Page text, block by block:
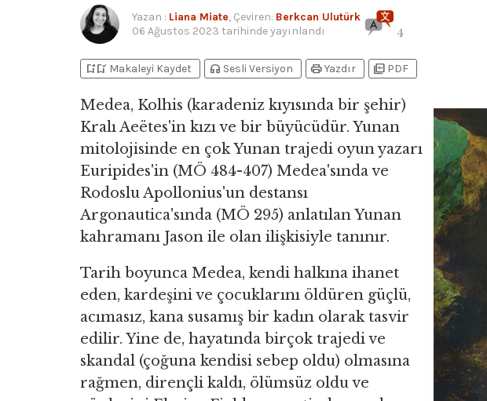
Yazan : Liana Miate, Çeviren: Berkcan Ulutürk
06 Ağustos 2023 tarihinde yayınlandı 4
bookmark_addbookmark_added Makaleyi Kaydet headphones Sesli Versiyon printYazdır picture_as_pdf PDF
Medea, Kolhis (karadeniz kıyısında bir şehir)
Kralı Aeëtes'in kızı ve bir büyücüdür. Yunan
mitolojisinde en çok Yunan trajedi oyun yazarı
Euripides'in (MÖ 484-407) Medea'sında ve
Rodoslu Apollonius'un destansı
Argonautica'sında (MÖ 295) anlatılan Yunan
kahramanı Jason ile olan ilişkisiyle tanınır.
Tarih boyunca Medea, kendi halkına ihanet
eden, kardeşini ve çocuklarını öldüren güçlü,
acımasız, kana susamış bir kadın olarak tasvir
edilir. Yine de, hayatında birçok trajedi ve
skandal (çoğuna kendisi sebep oldu) olmasına
rağmen, dirençli kaldı, ölümsüz oldu ve